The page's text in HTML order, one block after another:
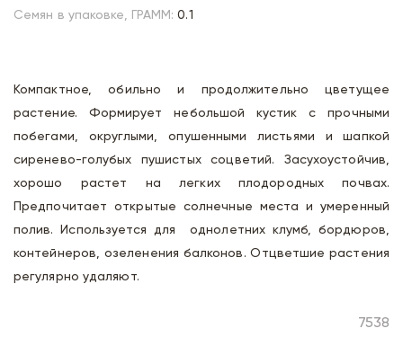
Семян в упаковке, ГРАММ: 0.1
Компактное, обильно и продолжительно цветущее
растение. Формирует небольшой кустик с прочными
побегами, округлыми, опушенными листьями и шапкой
сиренево-голубых пушистых соцветий. Засухоустойчив,
хорошо растет на легких плодородных почвах.
Предпочитает открытые солнечные места и умеренный
полив. Используется для однолетних клумб, бордюров,
контейнеров, озеленения балконов. Отцветшие растения
регулярно удаляют.
7538